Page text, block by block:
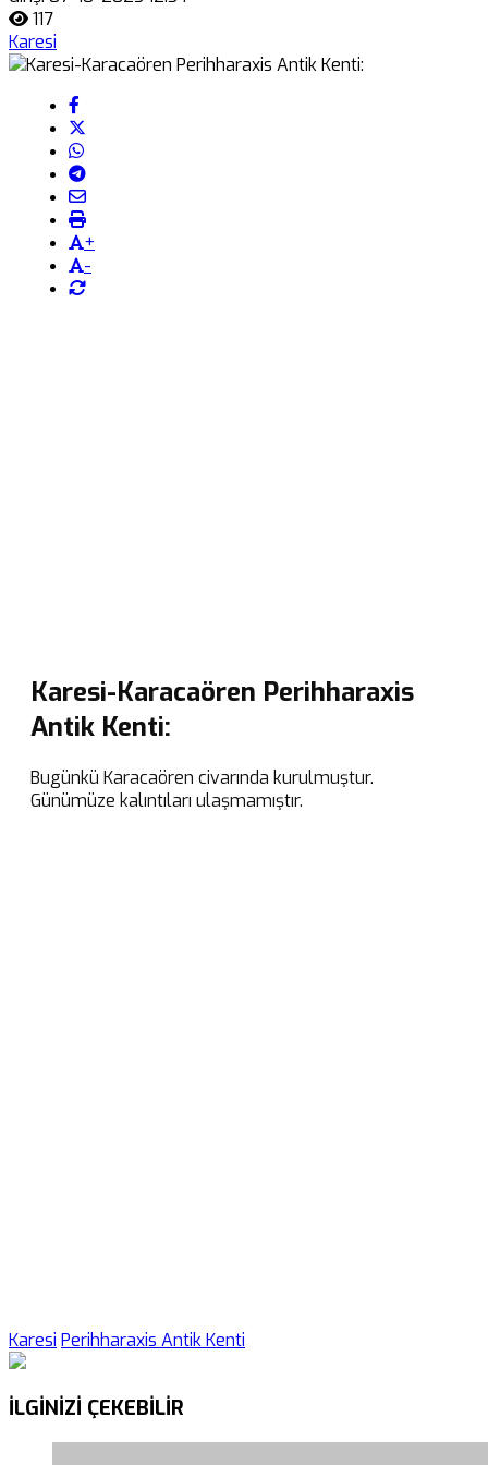
117
Karesi
+
-
Karesi-Karacaören Perihharaxis
Antik Kenti:
Bugünkü Karacaören civarında kurulmuştur.
Günümüze kalıntıları ulaşmamıştır.
Karesi Perihharaxis Antik Kenti
İLGİNİZİ ÇEKEBİLİR